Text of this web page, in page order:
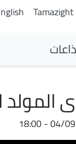
Tamazight
04/09/